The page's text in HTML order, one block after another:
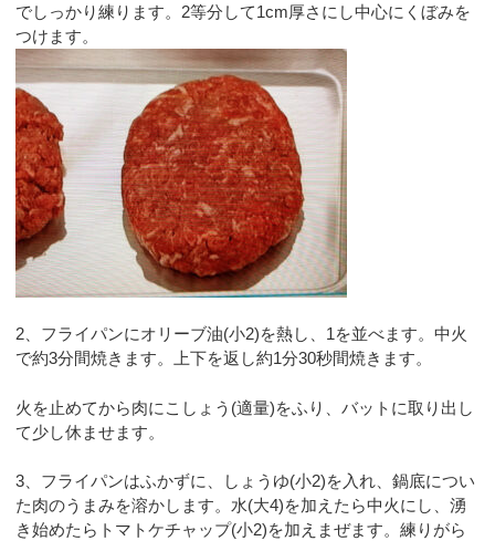
でしっかり練ります。2等分して1cm厚さにし中心にくぼみを
つけます。
2、フライパンにオリーブ油(小2)を熱し、1を並べます。中火
で約3分間焼きます。上下を返し約1分30秒間焼きます。
火を止めてから肉にこしょう(適量)をふり、バットに取り出し
て少し休ませます。
3、フライパンはふかずに、しょうゆ(小2)を入れ、鍋底につい
た肉のうまみを溶かします。水(大4)を加えたら中火にし、湧
き始めたらトマトケチャップ(小2)を加えまぜます。練りがら